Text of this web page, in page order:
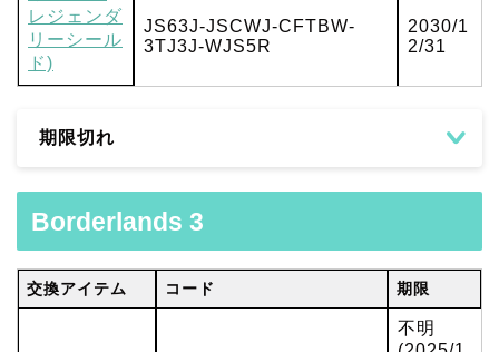
レジェンダ
リーシール
ド)
JS63J-JSCWJ-CFTBW-
3TJ3J-WJS5R
2030/1
2/31
期限切れ
Borderlands 3
交換アイテム コード 期限
不明